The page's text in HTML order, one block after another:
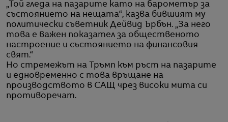
„Той гледа на пазарите като на барометър за
състоянието на нещата“, казва бившият му
политически съветник Дейвид Ърбън. „За него
това е важен показател за общественото
настроение и състоянието на финансовия
свят.“
Но стремежът на Тръмп към ръст на пазарите
и едновременно с това връщане на
производството в САЩ чрез високи мита си
противоречат.